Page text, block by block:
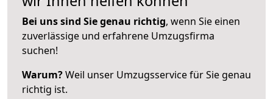
Bei uns sind Sie genau richtig, wenn Sie einen
zuverlässige und erfahrene Umzugsfirma
suchen!
Warum?Weil unser Umzugsservice für Sie genau
richtig ist.